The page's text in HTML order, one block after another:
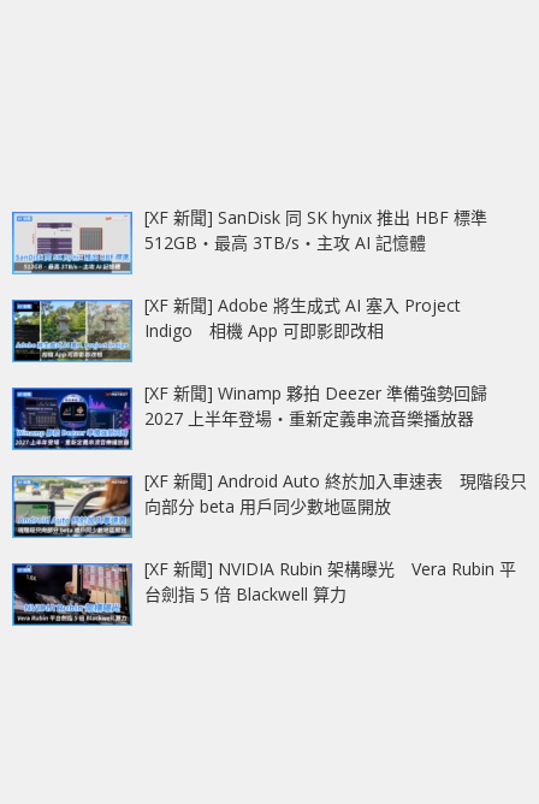
[XF 新聞] SanDisk 同 SK hynix 推出 HBF 標準
512GB‧最高 3TB/s‧主攻 AI 記憶體
[XF 新聞] Adobe 將生成式 AI 塞入 Project
Indigo 相機 App 可即影即改相
[XF 新聞] Winamp 夥拍 Deezer 準備強勢回歸
2027 上半年登場‧重新定義串流音樂播放器
[XF 新聞] Android Auto 終於加入車速表 現階段只
向部分 beta 用戶同少數地區開放
[XF 新聞] NVIDIA Rubin 架構曝光 Vera Rubin 平
台劍指 5 倍 Blackwell 算力